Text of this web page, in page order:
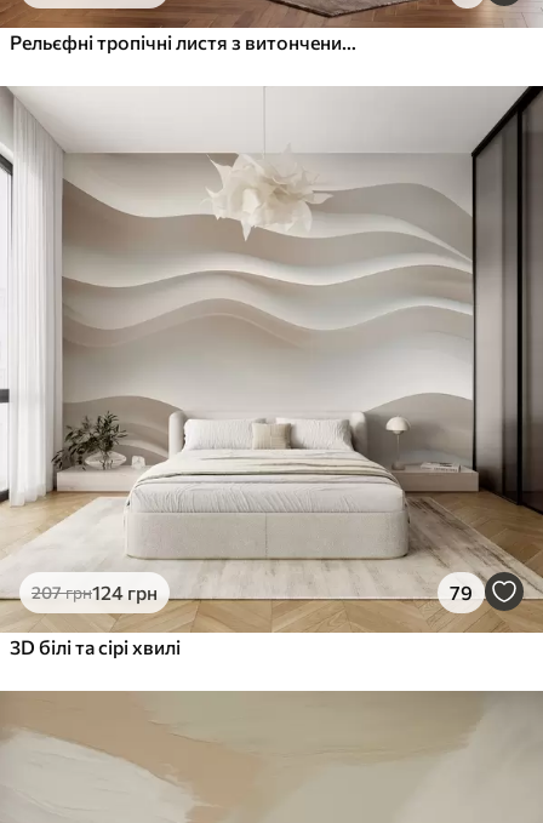
207грн124 грн 79
3D білі та сірі хвилі